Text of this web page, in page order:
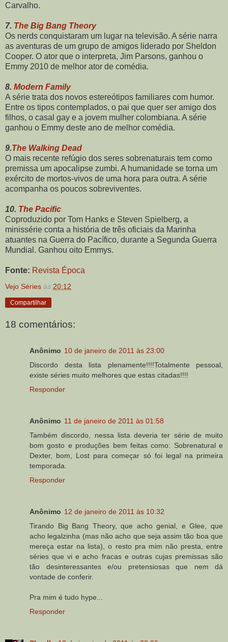
Carvalho.
7. The Big Bang Theory
Os nerds conquistaram um lugar na televisão. A série narra
as aventuras de um grupo de amigos liderado por Sheldon
Cooper. O ator que o interpreta, Jim Parsons, ganhou o
Emmy 2010 de melhor ator de comédia.
8. Modern Family
A série trata dos novos estereótipos familiares com humor.
Entre os tipos contemplados, o pai que quer ser amigo dos
filhos, o casal gay e a jovem mulher colombiana. A série
ganhou o Emmy deste ano de melhor comédia.
9.The Walking Dead
O mais recente refúgio dos seres sobrenaturais tem como
premissa um apocalipse zumbi. A humanidade se torna um
exército de mortos-vivos de uma hora para outra. A série
acompanha os poucos sobreviventes.
10. The Pacific
Coproduzido por Tom Hanks e Steven Spielberg, a
minissérie conta a história de três oficiais da Marinha
atuantes na Guerra do Pacífico, durante a Segunda Guerra
Mundial. Ganhou oito Emmys.
Fonte: Revista Época
Vejo Séries às 20:12
Compartilhar
18 comentários:
Anônimo 10 de janeiro de 2011 às 23:00
Discordo desta lista plenamente!!!!Totalmente pessoal,
existe séries muito melhores que estas citadas!!!!
Responder
Anônimo 11 de janeiro de 2011 às 01:58
Também discordo, nessa lista deveria ter série de muito
bom gosto e produções bem feitas como: Sobrenatural e
Dexter, bom, Lost para começar só foi legal na primeira
temporada.
Responder
Anônimo 12 de janeiro de 2011 às 10:32
Tirando Big Bang Theory, que acho genial, e Glee, que
acho legalzinha (mas não acho que seja assim tão boa que
mereça estar na lista), o resto pra mim não presta, entre
séries que vi e acho fracas e outras cujas premissas são
tão desinteressantes e/ou pretensiosas que nem dá
vontade de conferir.
Pra mim é tudo hype...
Responder